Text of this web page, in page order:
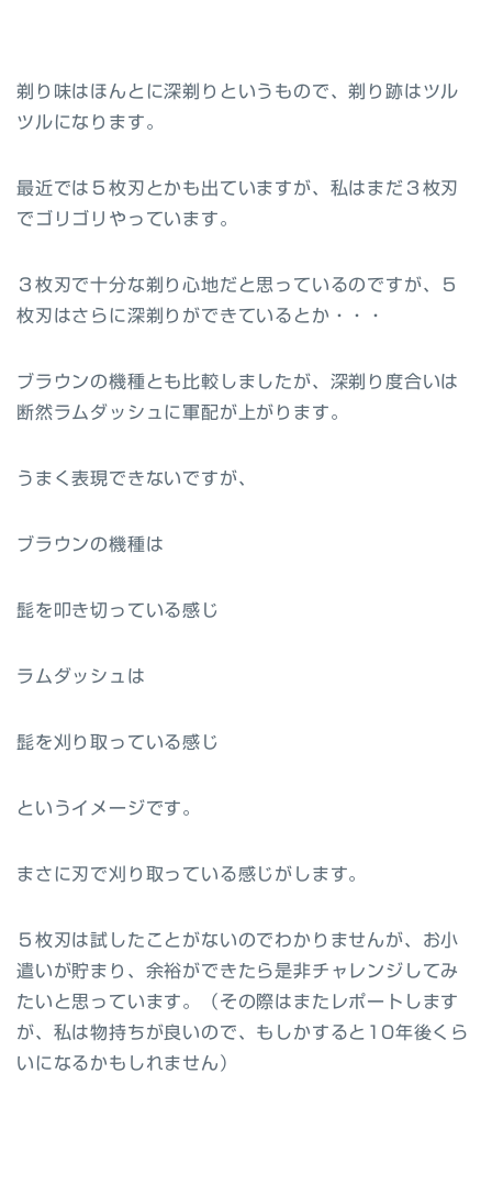
剃り味はほんとに深剃りというもので、剃り跡はツル
ツルになります。
最近では５枚刃とかも出ていますが、私はまだ３枚刃
でゴリゴリやっています。
３枚刃で十分な剃り心地だと思っているのですが、５
枚刃はさらに深剃りができているとか・・・
ブラウンの機種とも比較しましたが、深剃り度合いは
断然ラムダッシュに軍配が上がります。
うまく表現できないですが、
ブラウンの機種は
髭を叩き切っている感じ
ラムダッシュは
髭を刈り取っている感じ
というイメージです。
まさに刃で刈り取っている感じがします。
５枚刃は試したことがないのでわかりませんが、お小
遣いが貯まり、余裕ができたら是非チャレンジしてみ
たいと思っています。（その際はまたレポートします
が、私は物持ちが良いので、もしかすると10年後くら
いになるかもしれません）